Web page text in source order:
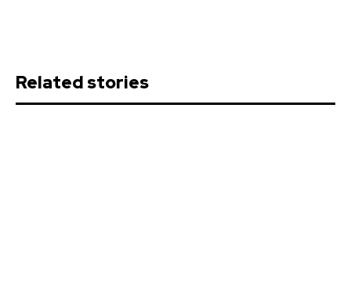
Related stories